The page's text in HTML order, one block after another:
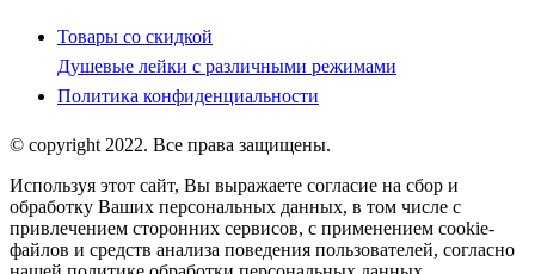
Товары со скидкой
Душевые лейки с различными режимами
Политика конфиденциальности
© copyright 2022. Все права защищены.
Используя этот сайт, Вы выражаете согласие на сбор и
обработку Ваших персональных данных, в том числе с
привлечением сторонних сервисов, с применением cookie-
файлов и средств анализа поведения пользователей, согласно